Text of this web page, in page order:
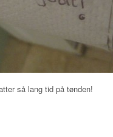
så lang tid på tønden!